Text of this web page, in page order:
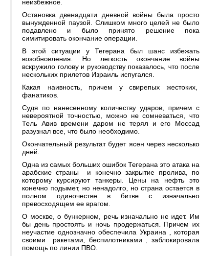
неизбежное.
Остановка двенадцати дневной войны была просто
вынужденной паузой. Слишком много целей не было
подавлено и было принято решение пока
симитировать окончание операции.
В этой ситуации у Тегерана был шанс избежать
возобновления. Но легкость окончание войны
вскружило голову и руководству показалось, что после
нескольких прилетов Израиль испугался.
Какая наивность, причем у свирепых жестоких,
фанатиков.
Судя по нанесенному количеству ударов, причем с
невероятной точностью, можно не сомневаться, что
Тель Авив времени даром не терял и его Моссад
разузнал все, что было необходимо.
Окончательный результат будет ясен через несколько
дней.
Одна из самых больших ошибок Тегерана это атака на
арабские страны и конечно закрытие пролива, по
которому курсируют танкеры. Цены на нефть это
конечно подымет, но ненадолго, но страна остается в
полном одиночестве в битве с изначально
превосходящем ее врагом.
О москве, о бункерном, речь изначально не идет. Им
бы день простоять и ночь продержаться. Причем их
неучастие однозначно обеспечила Украина , которая
своими ракетами, беспилотниками , заблокировала
помощь по линии ПВО.